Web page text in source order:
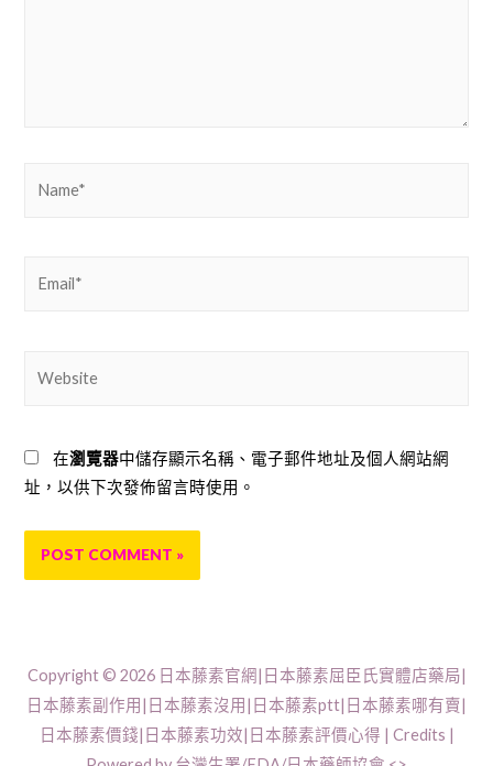
在瀏覽器中儲存顯示名稱、電子郵件地址及個人網站網
址，以供下次發佈留言時使用。
Copyright © 2026 日本藤素官網|日本藤素屈臣氏實體店藥局|
日本藤素副作用|日本藤素沒用|日本藤素ptt|日本藤素哪有賣|
日本藤素價錢|日本藤素功效|日本藤素評價心得 | Credits |